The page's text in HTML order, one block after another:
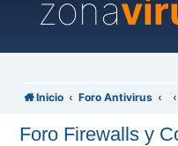
zona
Inicio Foro Antivirus
Foro Firewalls y